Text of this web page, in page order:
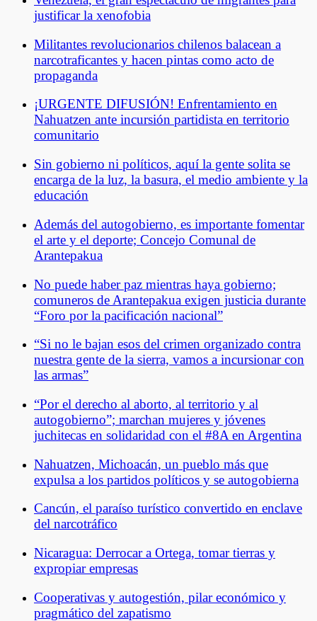
justificar la xenofobia
Militantes revolucionarios chilenos balacean a
narcotraficantes y hacen pintas como acto de
propaganda
¡URGENTE DIFUSIÓN! Enfrentamiento en
Nahuatzen ante incursión partidista en territorio
comunitario
Sin gobierno ni políticos, aquí la gente solita se
encarga de la luz, la basura, el medio ambiente y la
educación
Además del autogobierno, es importante fomentar
el arte y el deporte; Concejo Comunal de
Arantepakua
No puede haber paz mientras haya gobierno;
comuneros de Arantepakua exigen justicia durante
“Foro por la pacificación nacional”
“Si no le bajan esos del crimen organizado contra
nuestra gente de la sierra, vamos a incursionar con
las armas”
“Por el derecho al aborto, al territorio y al
autogobierno”; marchan mujeres y jóvenes
juchitecas en solidaridad con el #8A en Argentina
Nahuatzen, Michoacán, un pueblo más que
expulsa a los partidos políticos y se autogobierna
Cancún, el paraíso turístico convertido en enclave
del narcotráfico
Nicaragua: Derrocar a Ortega, tomar tierras y
expropiar empresas
Cooperativas y autogestión, pilar económico y
pragmático del zapatismo